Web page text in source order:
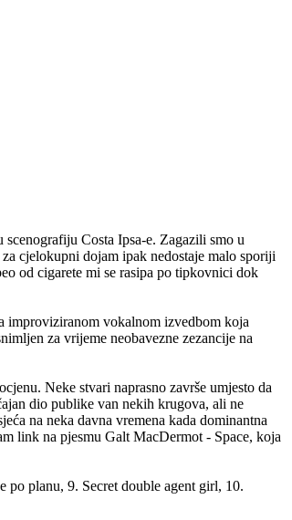
Costa Ipsa-e. Zagazili smo u
cjelokupni dojam ipak nedostaje malo sporiji
od cigarete mi se rasipa po tipkovnici dok
improviziranom vokalnom izvedbom koja
za vrijeme neobavezne zezancije na
Neke stvari naprasno završe umjesto da
dio publike van nekih krugova, ali ne
na neka davna vremena kada dominantna
link na pjesmu Galt MacDermot - Space, koja
planu, 9. Secret double agent girl, 10.